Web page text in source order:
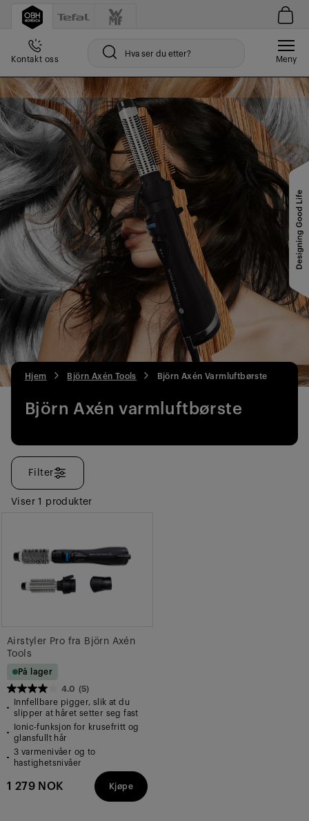
Kontakt oss Meny
Hjem Björn Axén Tools Björn Axén Varmluftbørste
Björn Axén varmluftbørste
Filter
Viser 1 produkter
Airstyler Pro fra Björn Axén
Tools
På lager
4.0 (5)
4.0
av
5
stjerner.
omtaler
Innfellbare pigger, slik at du
slipper at håret setter seg fast
Ionic-funksjon for krusefritt og
glansfullt hår
3 varmenivåer og to
hastighetsnivåer
1 279 NOK Kjøpe